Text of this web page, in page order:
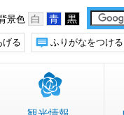
景色 白 青 黒
ふりがなをつける
げる